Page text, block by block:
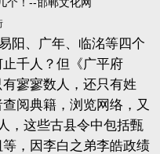
阳、广年、临洺等四个
千人？但《广平府
寥寥数人，还只有姓
阅典籍，浏览网络，又
，这些古县令中包括甄
，因李白之弟李皓政绩